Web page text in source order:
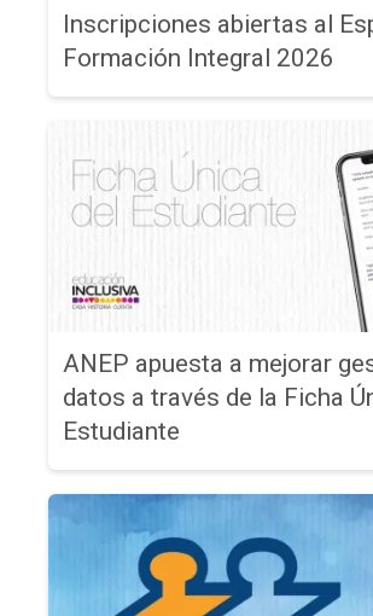
Inscripciones abiertas al
Formación Integral 2026
ANEP apuesta a mejorar
datos a través de la Ficha
Estudiante